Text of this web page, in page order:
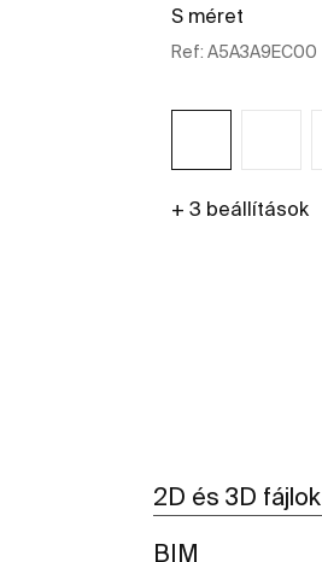
S méret
Ref: A5A3A9EC00
+ 3 beállítások
2D és 3D fájlok
BIM